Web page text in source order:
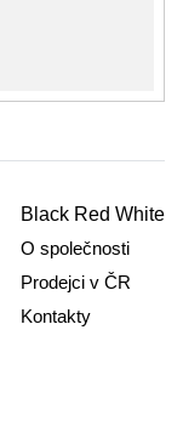
Black Red White
O společnosti
Prodejci v ČR
Kontakty